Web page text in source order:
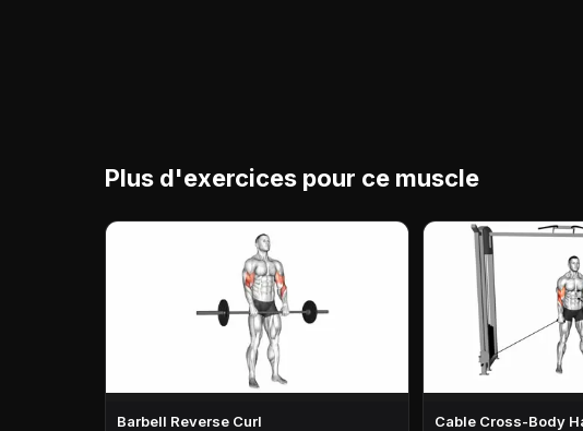
Plus d'exercices pour ce muscle
Barbell Reverse Curl Cable Cross-Body